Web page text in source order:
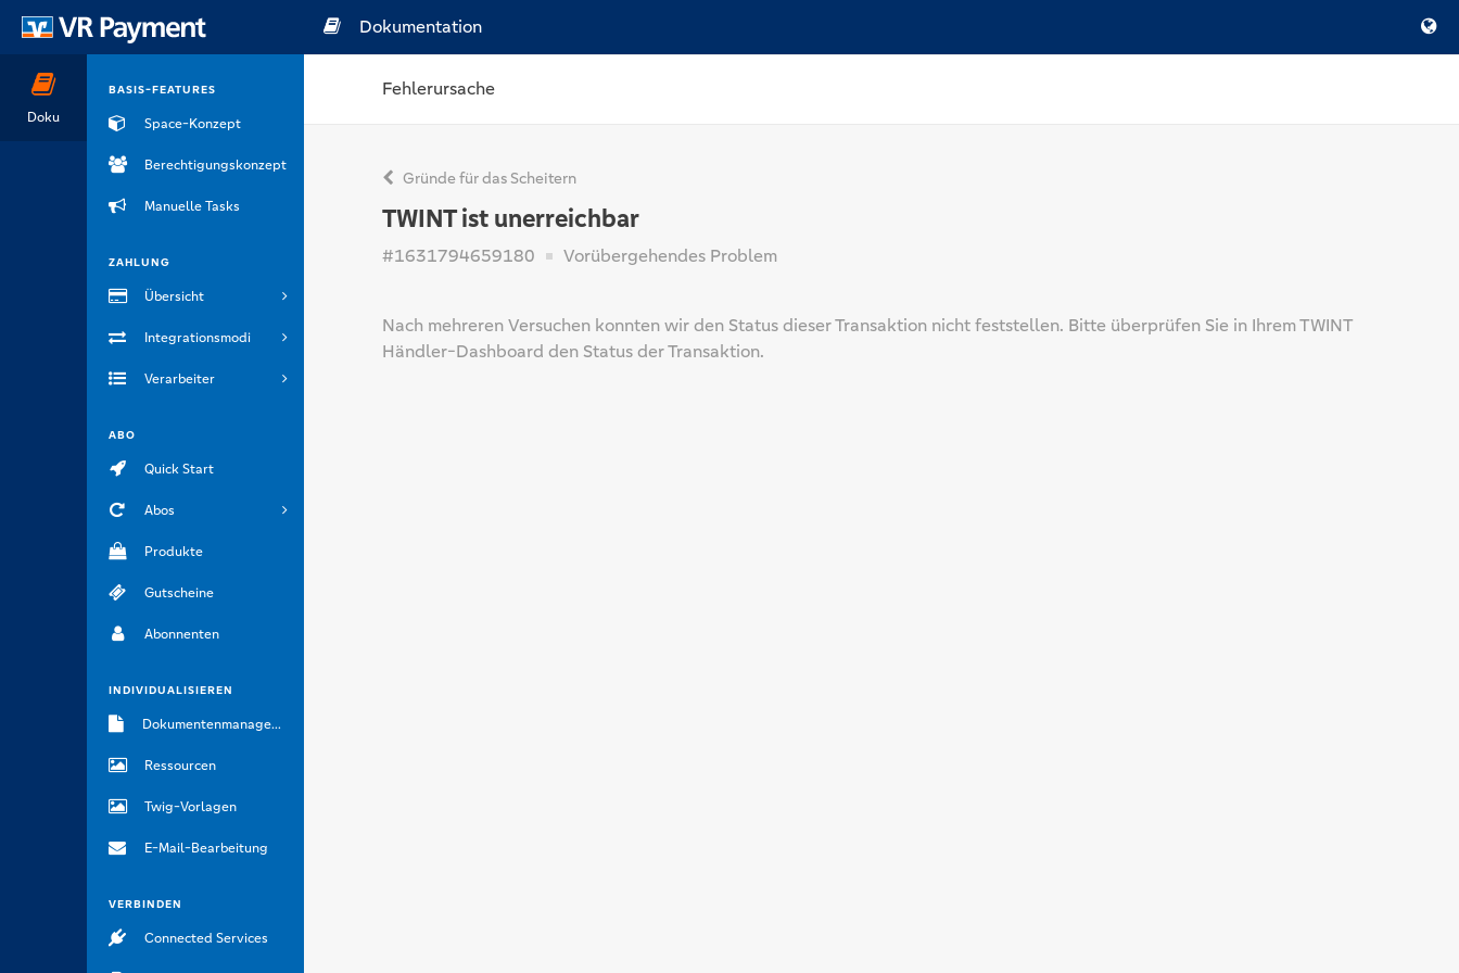
Doku
BASIS-FEATURES
Space-Konzept
Berechtigungskonzept
Manuelle Tasks
ZAHLUNG
Übersicht
Integrationsmodi
Verarbeiter
ABO
Quick Start
Abos
Produkte
Gutscheine
Abonnenten
INDIVIDUALISIEREN
Dokumentenmanagement
Ressourcen
Twig-Vorlagen
E-Mail-Bearbeitung
VERBINDEN
Connected Services
Dokumentation
Fehlerursache
Gründe für das Scheitern
TWINT ist unerreichbar
#1631794659180 Vorübergehendes Problem
Nach mehreren Versuchen konnten wir den Status dieser Transaktion nicht feststellen. Bitte überprüfen Sie in Ihrem TWINT
Händler-Dashboard den Status der Transaktion.